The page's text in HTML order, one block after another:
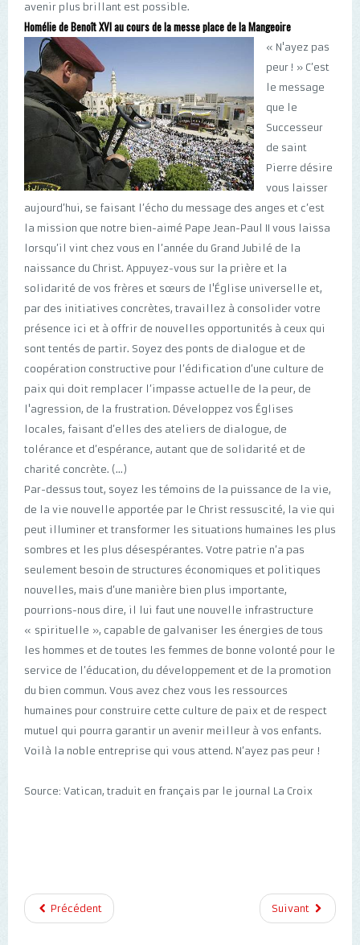
avenir plus brillant est possible.
Homélie de Benoît XVI au cours de la messe place de la Mangeoire
« N'ayez pas
peur ! » C’est
le message
que le
Successeur
de saint
Pierre désire
vous laisser
aujourd’hui, se faisant l’écho du message des anges et c’est
la mission que notre bien-aimé Pape Jean-Paul II vous laissa
lorsqu’il vint chez vous en l’année du Grand Jubilé de la
naissance du Christ. Appuyez-vous sur la prière et la
solidarité de vos frères et sœurs de l'Église universelle et,
par des initiatives concrètes, travaillez à consolider votre
présence ici et à offrir de nouvelles opportunités à ceux qui
sont tentés de partir. Soyez des ponts de dialogue et de
coopération constructive pour l’édification d’une culture de
paix qui doit remplacer l’impasse actuelle de la peur, de
l'agression, de la frustration. Développez vos Églises
locales, faisant d’elles des ateliers de dialogue, de
tolérance et d’espérance, autant que de solidarité et de
charité concrète. (...)
Par-dessus tout, soyez les témoins de la puissance de la vie,
de la vie nouvelle apportée par le Christ ressuscité, la vie qui
peut illuminer et transformer les situations humaines les plus
sombres et les plus désespérantes. Votre patrie n’a pas
seulement besoin de structures économiques et politiques
nouvelles, mais d’une manière bien plus importante,
pourrions-nous dire, il lui faut une nouvelle infrastructure
« spirituelle », capable de galvaniser les énergies de tous
les hommes et de toutes les femmes de bonne volonté pour le
service de l’éducation, du développement et de la promotion
du bien commun. Vous avez chez vous les ressources
humaines pour construire cette culture de paix et de respect
mutuel qui pourra garantir un avenir meilleur à vos enfants.
Voilà la noble entreprise qui vous attend. N’ayez pas peur !
Source: Vatican, traduit en français par le journal La Croix
Précédent Suivant